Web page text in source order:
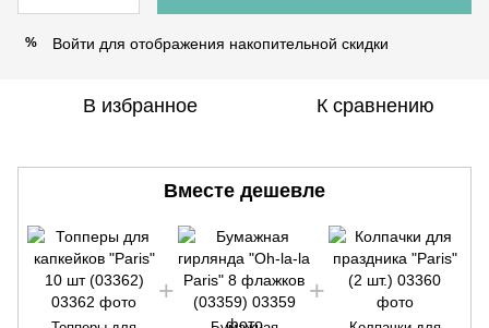
% Войти для отображения накопительной скидки
В избранное К сравнению
Вместе дешевле